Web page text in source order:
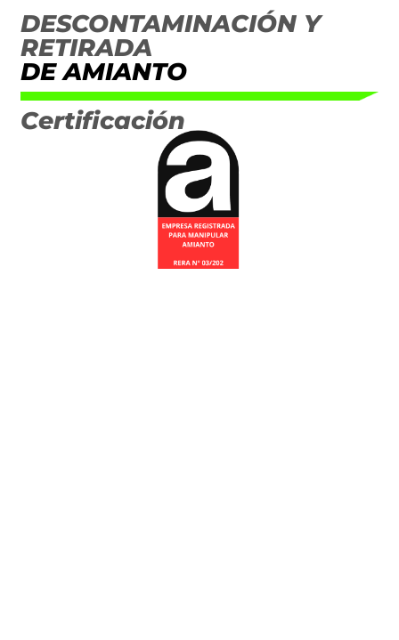
DESCONTAMINACIÓN Y
RETIRADA
DE AMIANTO
Certificación